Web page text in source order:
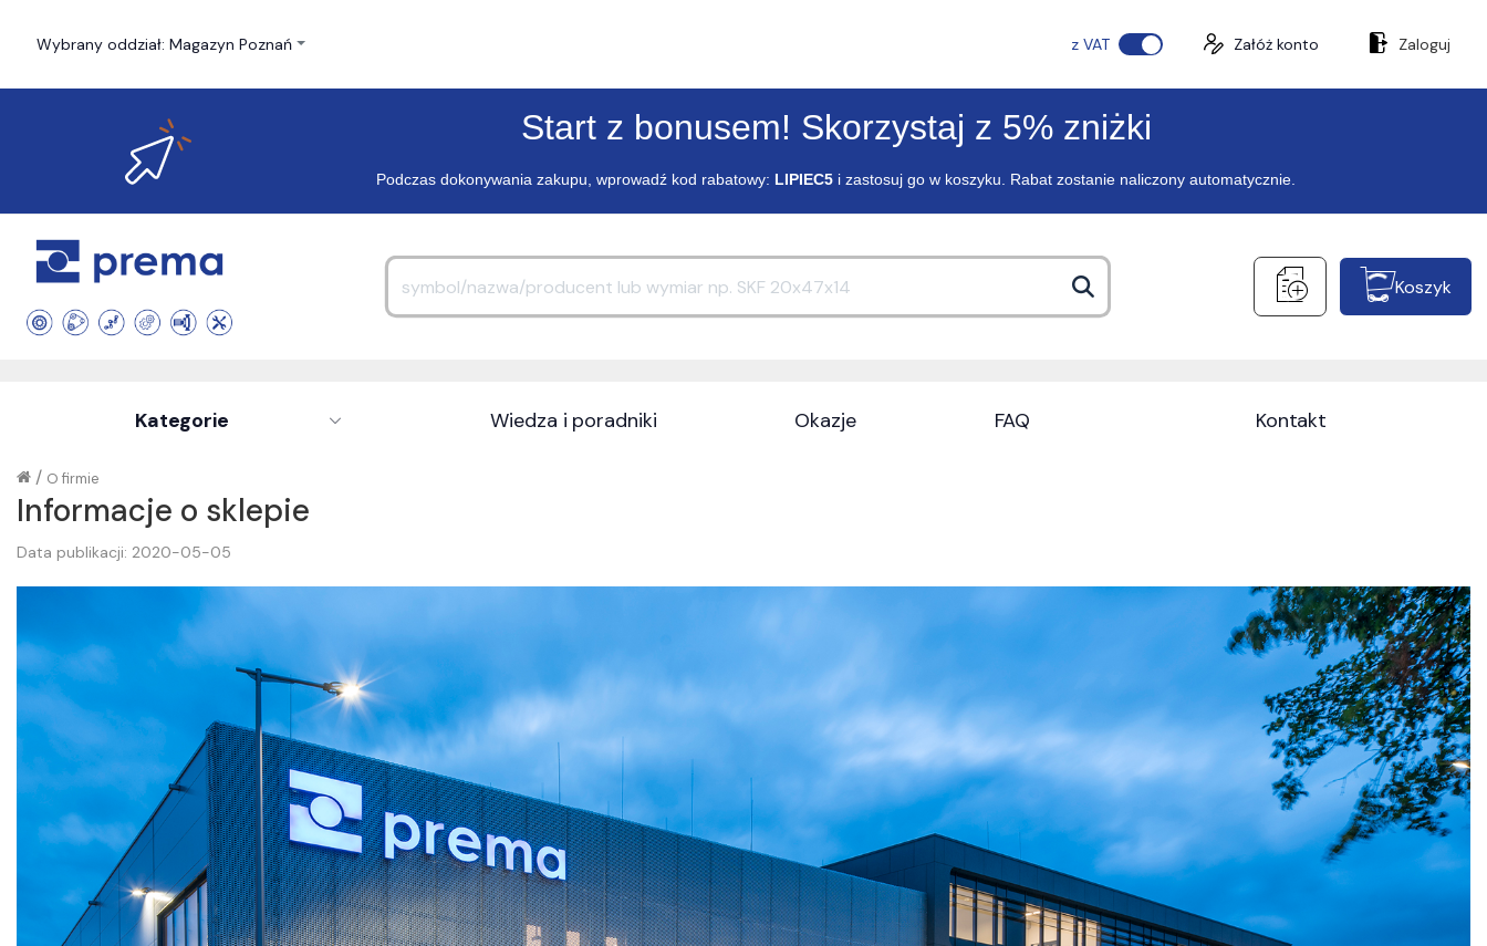
Wybrany oddział: Magazyn Poznań z VAT Załóż konto Zaloguj
Start z bonusem! Skorzystaj z 5% zniżki
Podczas dokonywania zakupu, wprowadź kod rabatowy: LIPIEC5 i zastosuj go w koszyku. Rabat zostanie naliczony automatycznie.
Koszyk
Kategorie Wiedza i poradniki Okazje FAQ Kontakt
O firmie
/
Informacje o sklepie
Data publikacji: 2020-05-05